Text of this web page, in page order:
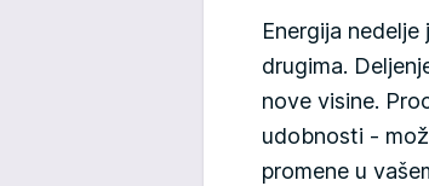
Energija
drugima.
nove visine.
udobnosti -
promene u